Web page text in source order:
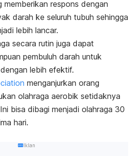
memberikan respons dengan
darah ke seluruh tubuh sehingga
lebih lancar.
secara rutin juga dapat
pembuluh darah untuk
lebih efektif.
menganjurkan orang
olahraga aerobik setidaknya
bisa dibagi menjadi olahraga 30
hari.
Iklan